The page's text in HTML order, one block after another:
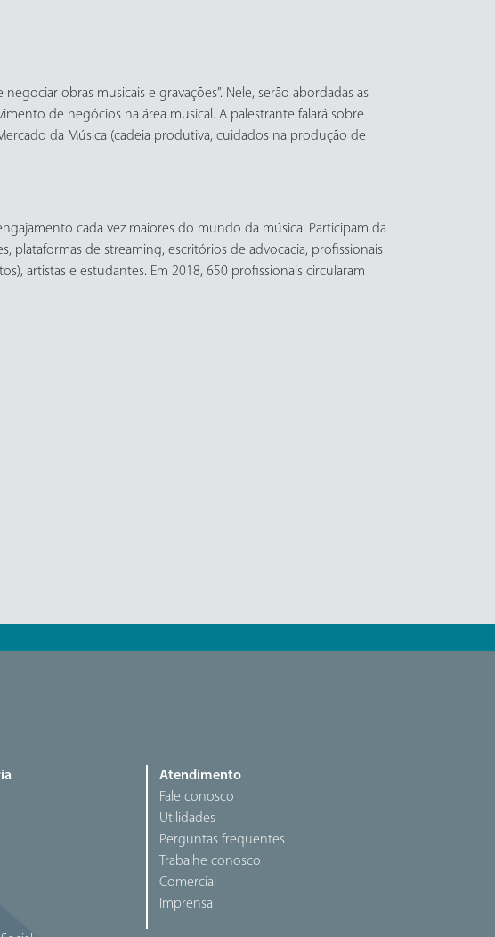
obras musicais e gravações”. Nele, serão abordadas as
de negócios na área musical. A palestrante falará sobre
da Música (cadeia produtiva, cuidados na produção de
cada vez maiores do mundo da música. Participam da
plataformas de streaming, escritórios de advocacia, profissionais
artistas e estudantes. Em 2018, 650 profissionais circularam
Atendimento
Fale conosco
Utilidades
Perguntas frequentes
Trabalhe conosco
Comercial
Imprensa